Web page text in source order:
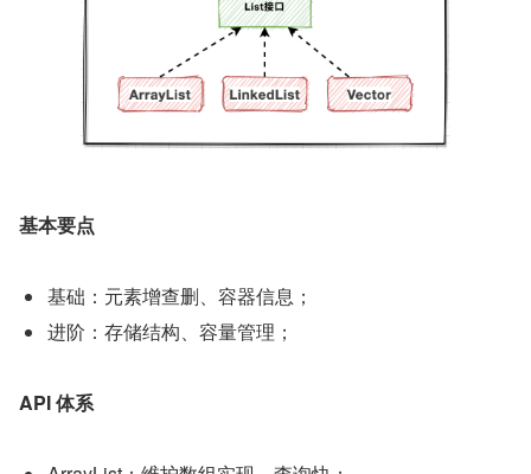
基本要点
基础：元素增查删、容器信息；
进阶：存储结构、容量管理；
API 体系